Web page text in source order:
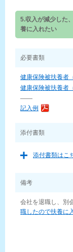
5.収入が減少した
養に入れたい
必要書類
健康保険被扶養者
健康保険被扶養者
——
記入例
添付書類
添付書類はこ
備考
会社を退職し、別
職したので扶養に